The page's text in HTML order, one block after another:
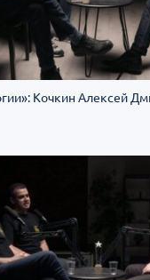
Кочкин Алексей